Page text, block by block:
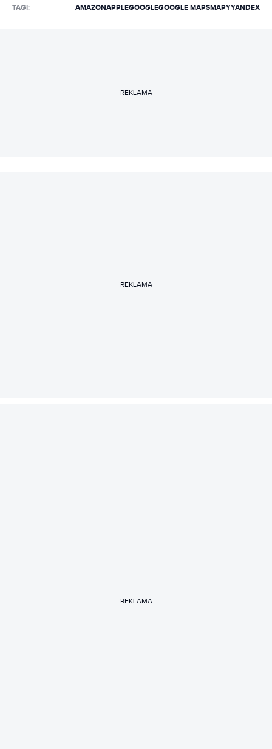
TAGI: AMAZONAPPLEGOOGLEGOOGLE MAPSMAPYYANDEX
REKLAMA
REKLAMA
REKLAMA